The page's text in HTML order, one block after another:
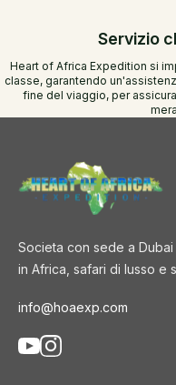
Servizio
Heart of Africa Expedition si
classe, garantendo
fine del viaggio, per
Societa con sede a
in Africa, safari di lusso e
info@hoaexp.com